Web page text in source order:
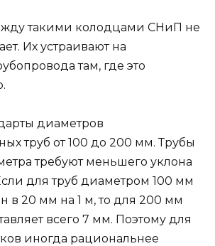
такими колодцами СНиП не
Их устраивают на
там, где это
диаметров
труб от 100 до 200 мм. Трубы
требуют меньшего уклона
для труб диаметром 100 мм
в 20 мм на 1 м, то для 200 мм
всего 7 мм. Поэтому для
иногда рациональнее